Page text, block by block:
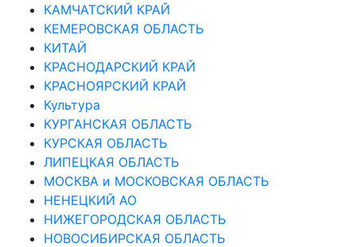
КАМЧАТСКИЙ КРАЙ
КЕМЕРОВСКАЯ ОБЛАСТЬ
КИТАЙ
КРАСНОДАРСКИЙ КРАЙ
КРАСНОЯРСКИЙ КРАЙ
Культура
КУРГАНСКАЯ ОБЛАСТЬ
КУРСКАЯ ОБЛАСТЬ
ЛИПЕЦКАЯ ОБЛАСТЬ
МОСКВА и МОСКОВСКАЯ ОБЛАСТЬ
НЕНЕЦКИЙ АО
НИЖЕГОРОДСКАЯ ОБЛАСТЬ
НОВОСИБИРСКАЯ ОБЛАСТЬ